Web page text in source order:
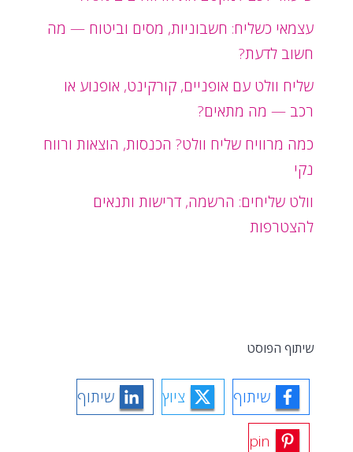
עצמאי כשליח: חשבוניות, מסים וביטוח — מה
חשוב לדעת?
שליח וולט עם אופניים, קורקינט, אופנוע או
רכב — מה מתאים?
כמה מרוויח שליח וולט? הכנסות, הוצאות ורווח
נקי
וולט שליחים: הרשמה, דרישות ותנאים
להצטרפות
שיתוף הפוסט
שיתוף ציוץ שיתוף
pin